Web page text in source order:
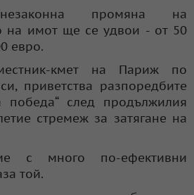
промяна на
на имот ще се удвои - от 50
евро.
кмет на Париж по
приветства разпоредбите
победа“ след продължилия
стремеж за затягане на
с много по-ефективни
той.